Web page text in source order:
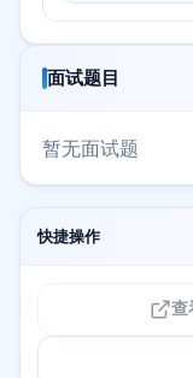
面试题目
暂无面试题
快捷操作
查